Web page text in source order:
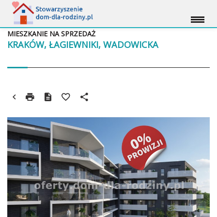
KRAKÓW, ŁAGIEWNIKI, WADOWICKA
MIESZKANIE NA SPRZEDAŻ